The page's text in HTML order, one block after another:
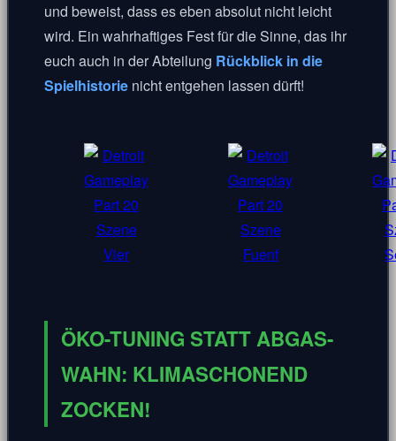
und beweist, dass es eben absolut nicht leicht
wird. Ein wahrhaftiges Fest für die Sinne, das ihr
euch auch in der Abteilung Rückblick in die
Spielhistorie nicht entgehen lassen dürft!
ÖKO-TUNING STATT ABGAS-
WAHN: KLIMASCHONEND
ZOCKEN!